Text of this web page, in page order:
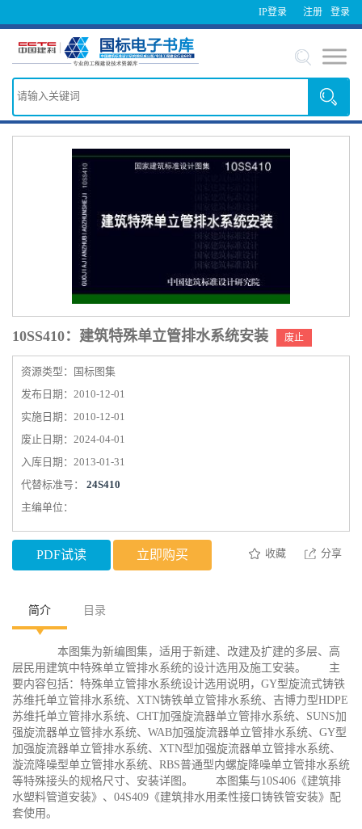
IP登录 登录
注册
10SS410：建筑特殊单立管排水系统安装 废止
资源类型：国标图集
发布日期：2010-12-01
实施日期：2010-12-01
废止日期：2024-04-01
入库日期：2013-01-31
代替标准号： 24S410
主编单位：
PDF试读 立即购买 收藏 分享
简介 目录
本图集为新编图集，适用于新建、改建及扩建的多层、高
层民用建筑中特殊单立管排水系统的设计选用及施工安装。 主
要内容包括：特殊单立管排水系统设计选用说明，GY型旋流式铸铁
苏维托单立管排水系统、XTN铸铁单立管排水系统、吉博力型HDPE
苏维托单立管排水系统、CHT加强旋流器单立管排水系统、SUNS加
强旋流器单立管排水系统、WAB加强旋流器单立管排水系统、GY型
加强旋流器单立管排水系统、XTN型加强旋流器单立管排水系统、
漩流降噪型单立管排水系统、RBS普通型内螺旋降噪单立管排水系统
等特殊接头的规格尺寸、安装详图。 本图集与10S406《建筑排
水塑料管道安装》、04S409《建筑排水用柔性接口铸铁管安装》配
套使用。